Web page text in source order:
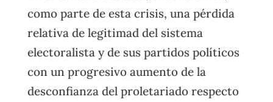
como parte de esta crisis, una pérdida
relativa de legitimad del sistema
electoralista y de sus partidos políticos
con un progresivo aumento de la
desconfianza del proletariado respecto